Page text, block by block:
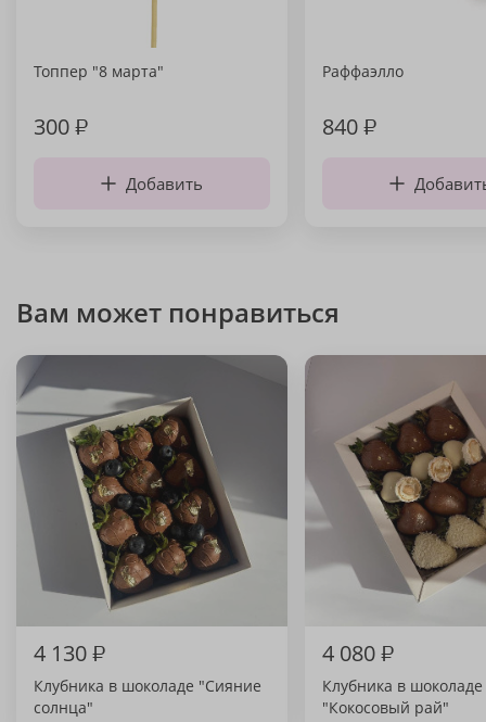
Топпер "8 марта"
300₽
Добавить
Раффаэлло
840₽
Вам может понравиться
4 130₽
Клубника в шоколаде "Сияние
солнца"
4 080₽
Клубника в шоколаде
"Кокосовый рай"